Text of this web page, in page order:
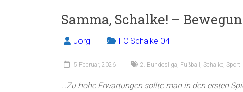
Samma, Schalke! –
Jörg FC Schalke 04
5 Februar, 2026 2. Bundesliga Fußball Schalke Sport
…Zu hohe Erwartungen sollte man in den ersten